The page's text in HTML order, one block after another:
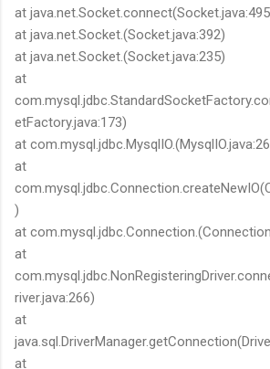
at
at java.net.Socket.(Socket.java:392)
at java.net.Socket.(Socket.java:235)
at
etFactory.java:173)
at com.mysql.jdbc.MysqlIO.
at
)
at com.mysql.jdbc.Connection.
at
river.java:266)
at
at